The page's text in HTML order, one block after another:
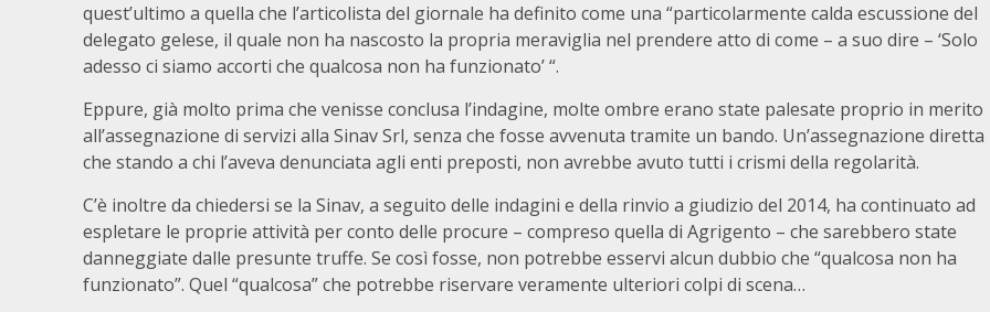
quest’ultimo a quella che l’articolista del giornale ha definito come una “particolarmente calda escussione del
delegato gelese, il quale non ha nascosto la propria meraviglia nel prendere atto di come – a suo dire – ‘Solo
adesso ci siamo accorti che qualcosa non ha funzionato’ “.
Eppure, già molto prima che venisse conclusa l’indagine, molte ombre erano state palesate proprio in merito
all’assegnazione di servizi alla Sinav Srl, senza che fosse avvenuta tramite un bando. Un’assegnazione diretta
che stando a chi l’aveva denunciata agli enti preposti, non avrebbe avuto tutti i crismi della regolarità.
C’è inoltre da chiedersi se la Sinav, a seguito delle indagini e della rinvio a giudizio del 2014, ha continuato ad
espletare le proprie attività per conto delle procure – compreso quella di Agrigento – che sarebbero state
danneggiate dalle presunte truffe. Se così fosse, non potrebbe esservi alcun dubbio che “qualcosa non ha
funzionato”. Quel “qualcosa” che potrebbe riservare veramente ulteriori colpi di scena…